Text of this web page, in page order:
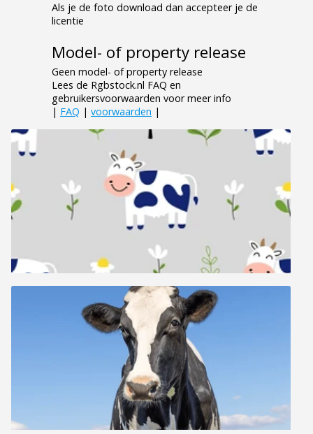
Als je de foto download dan accepteer je de
licentie
Model- of property release
Geen model- of property release
Lees de Rgbstock.nl FAQ en
gebruikersvoorwaarden voor meer info
| FAQ | voorwaarden |